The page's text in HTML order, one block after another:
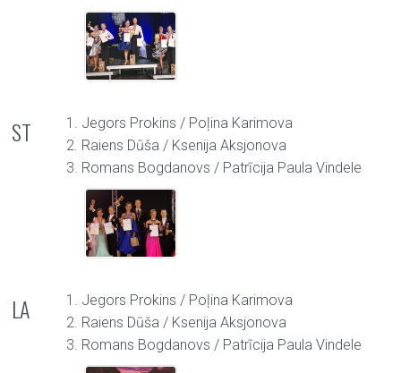
ST
1. Jegors Prokins / Poļina Karimova
2. Raiens Dūša / Ksenija Aksjonova
3. Romans Bogdanovs / Patrīcija Paula Vindele
LA
1. Jegors Prokins / Poļina Karimova
2. Raiens Dūša / Ksenija Aksjonova
3. Romans Bogdanovs / Patrīcija Paula Vindele